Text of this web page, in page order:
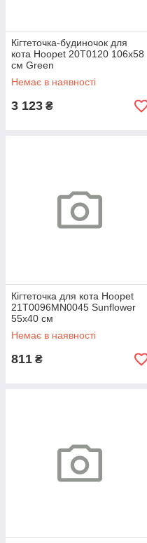
Кігтеточка-будиночок для
кота Hoopet 20T0120 106х58
см Green
Немає в наявності
3 123 ₴
Кігтеточка для кота Hoopet
21T0096MN0045 Sunflower
55х40 см
Немає в наявності
811 ₴